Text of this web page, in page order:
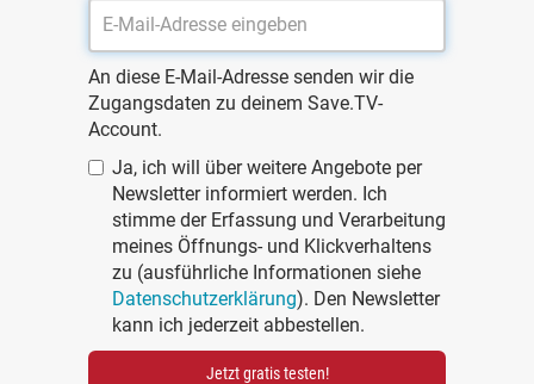
An diese E-Mail-Adresse senden wir die
Zugangsdaten zu deinem Save.TV-
Account.
Ja, ich will über weitere Angebote per
Newsletter informiert werden. Ich
stimme der Erfassung und Verarbeitung
meines Öffnungs- und Klickverhaltens
zu (ausführliche Informationen siehe
Datenschutzerklärung). Den Newsletter
kann ich jederzeit abbestellen.
Jetzt gratis testen!